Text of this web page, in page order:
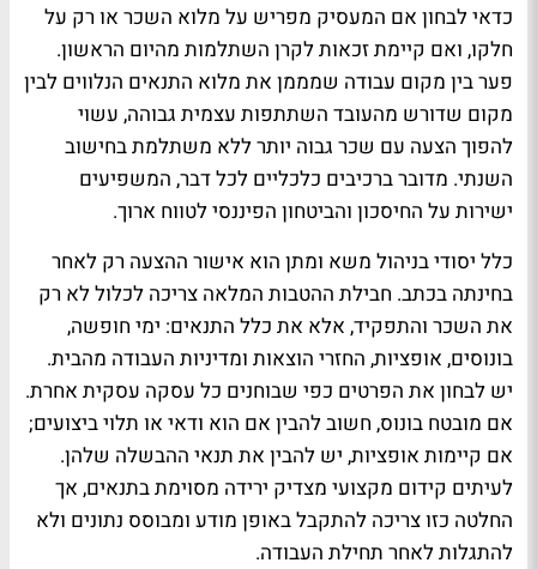
כדאי לבחון אם המעסיק מפריש על מלוא השכר או רק על
חלקו, ואם קיימת זכאות לקרן השתלמות מהיום הראשון.
פער בין מקום עבודה שמממן את מלוא התנאים הנלווים לבין
מקום שדורש מהעובד השתתפות עצמית גבוהה, עשוי
להפוך הצעה עם שכר גבוה יותר ללא משתלמת בחישוב
השנתי. מדובר ברכיבים כלכליים לכל דבר, המשפיעים
ישירות על החיסכון והביטחון הפיננסי לטווח ארוך.
כלל יסודי בניהול משא ומתן הוא אישור ההצעה רק לאחר
בחינתה בכתב. חבילת ההטבות המלאה צריכה לכלול לא רק
את השכר והתפקיד, אלא את כלל התנאים: ימי חופשה,
בונוסים, אופציות, החזרי הוצאות ומדיניות העבודה מהבית.
יש לבחון את הפרטים כפי שבוחנים כל עסקה עסקית אחרת.
אם מובטח בונוס, חשוב להבין אם הוא ודאי או תלוי ביצועים;
אם קיימות אופציות, יש להבין את תנאי ההבשלה שלהן.
לעיתים קידום מקצועי מצדיק ירידה מסוימת בתנאים, אך
החלטה כזו צריכה להתקבל באופן מודע ומבוסס נתונים ולא
להתגלות לאחר תחילת העבודה.